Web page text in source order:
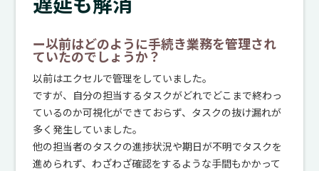
ー以前はどのように手続き業務を管理され
ていたのでしょうか？
以前はエクセルで管理をしていました。
ですが、自分の担当するタスクがどれでどこまで終わっ
ているのか可視化ができておらず、タスクの抜け漏れが
多く発生していました。
他の担当者のタスクの進捗状況や期日が不明でタスクを
進められず、わざわざ確認をするような手間もかかって